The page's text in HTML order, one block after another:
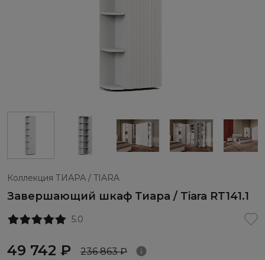
Коллекция ТИАРА / TIARA
Завершающий шкаф Тиара / Tiara RT141.1
5.0
49 742 ₽ 236 863 ₽